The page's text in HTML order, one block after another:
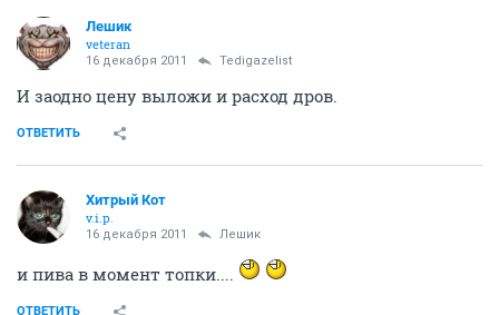
Лeшик
veteran
16 декабря 2011 Tedigazelist
И заодно цену выложи и расход дров.
ОТВЕТИТЬ
Хитрый Кот
v.i.p.
16 декабря 2011 Лeшик
и пива в момент топки....
ОТВЕТИТЬ